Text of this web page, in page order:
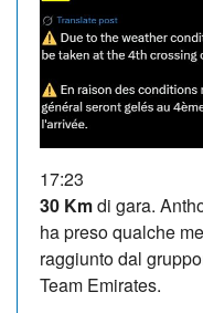
17:23
30 Kmdi gara.
ha preso qualche
raggiunto dal
Team Emirates.